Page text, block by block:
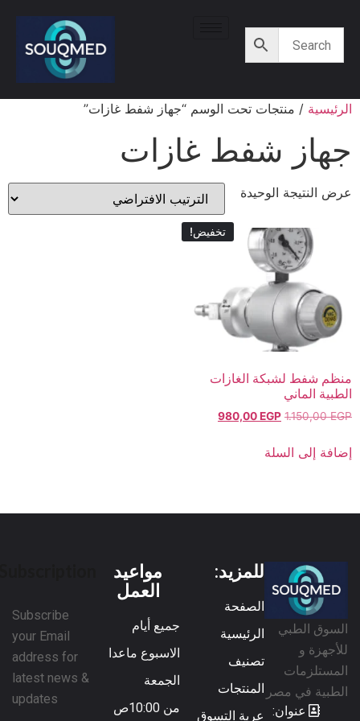
الرئيسية/ منتجات تحت الوسم “جهاز شفط غازات”
جهاز شفط غازات
عرض النتيجة الوحيدة
تخفيض!
منظم شفط لشبكة الغازات
الطبية الماني
1.150,00EGP
980,00EGP
إضافة إلى السلة
السوق الطبي
للأجهزة و
المستلزمات
الطبية في مصر
عنوان:
للمزيد:
الصفحة
الرئيسية
تصنيف
المنتجات
عربة التسوق
مواعيد
العمل
جميع أيام
الاسبوع ماعدا
الجمعة
من 10:00ص
Subscribe
your Email
address for
latest news &
updates